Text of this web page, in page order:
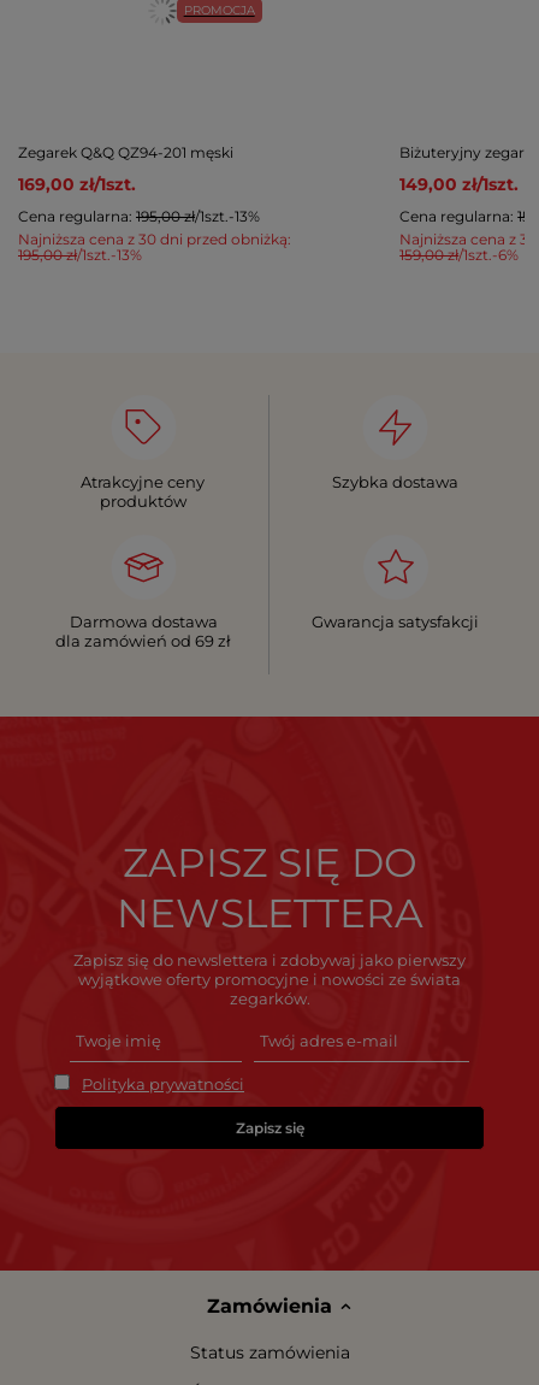
PROMOCJA
Zegarek Q&Q QZ94-201 męski
169,00 zł/1szt.
Najniższa cena z 30 dni przed obniżką:
195,00 zł/1szt.-13%
Cena regularna: 195,00 zł/1szt.-13%
Biżuteryjny
149,00 zł/1szt.
Najniższa cena z
159,00 zł/1szt.-6%
Cena regularna:
Atrakcyjne ceny
produktów
Szybka dostawa
Darmowa dostawa
dla zamówień od 69 zł
Gwarancja satysfakcji
ZAPISZ SIĘ DO
NEWSLETTERA
Zapisz się do newslettera i zdobywaj jako pierwszy
wyjątkowe oferty promocyjne i nowości ze świata
zegarków.
Polityka prywatności
Zapisz się
Zamówienia
Status zamówienia